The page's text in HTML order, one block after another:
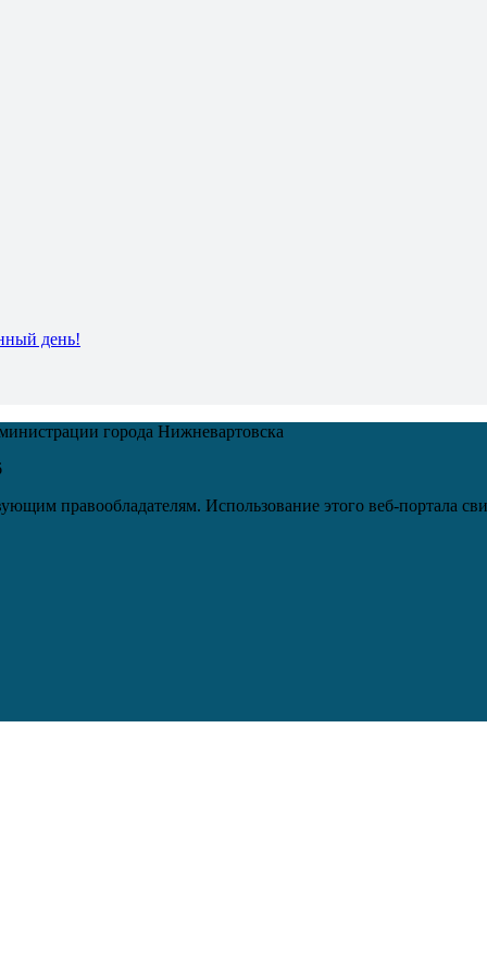
день!
города Нижневартовска
правообладателям. Использование этого веб-портала